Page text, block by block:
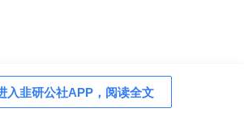
入韭研公社APP，阅读全文